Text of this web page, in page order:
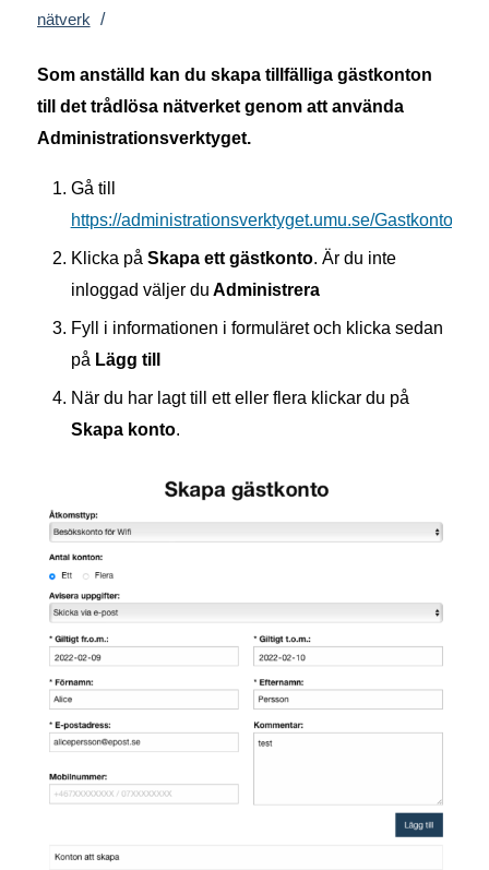
nätverk
/
Som anställd kan du skapa tillfälliga gästkonton
till det trådlösa nätverket genom att använda
Administrationsverktyget.
Gå till
https://administrationsverktyget.umu.se/Gastkonton
Klicka på Skapa ett gästkonto. Är du inte
inloggad väljer du Administrera
Fyll i informationen i formuläret och klicka sedan
på Lägg till
När du har lagt till ett eller flera klickar du på
Skapa konto.